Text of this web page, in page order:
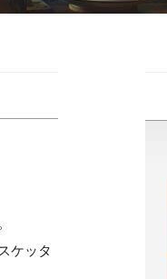
ケッタ